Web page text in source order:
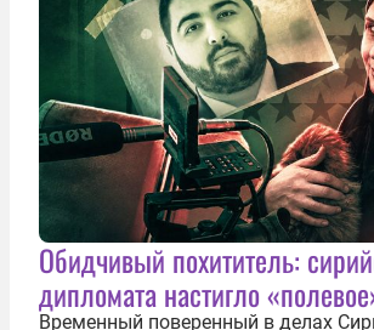
Обидчивый похититель:
дипломата настигло
Временный поверенный в делах